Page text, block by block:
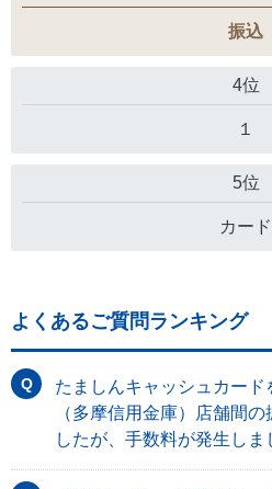
振込
4位
１
5位
カード
よくあるご質問ランキング
たましんキャッシュカー
（多摩信用金庫）店舗間
したが、手数料が発生しま